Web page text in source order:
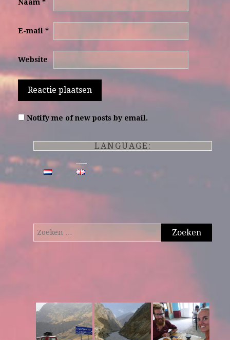
Naam *
E-mail *
Website
Notify me of new posts by email.
LANGUAGE:
Zoeken